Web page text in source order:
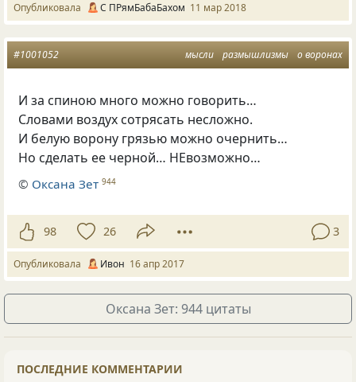
Опубликовала С ПРямБабаБахом 11 мар 2018
мысли размышлизмы о воронах
#1001052
И за спиною много можно говорить…
Словами воздух сотрясать несложно.
И белую ворону грязью можно очернить…
Но сделать ее черной… НЕвозможно…
© Оксана Зет 944
98 26 3
Опубликовала Ивон 16 апр 2017
Оксана Зет: 944 цитаты
ПОСЛЕДНИЕ КОММЕНТАРИИ